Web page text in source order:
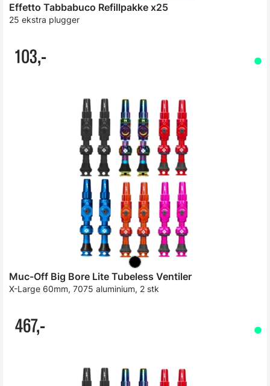
Effetto Tabbabuco Refillpakke x25
25 ekstra plugger
103,-
Muc-Off Big Bore Lite Tubeless Ventiler
X-Large 60mm, 7075 aluminium, 2 stk
467,-